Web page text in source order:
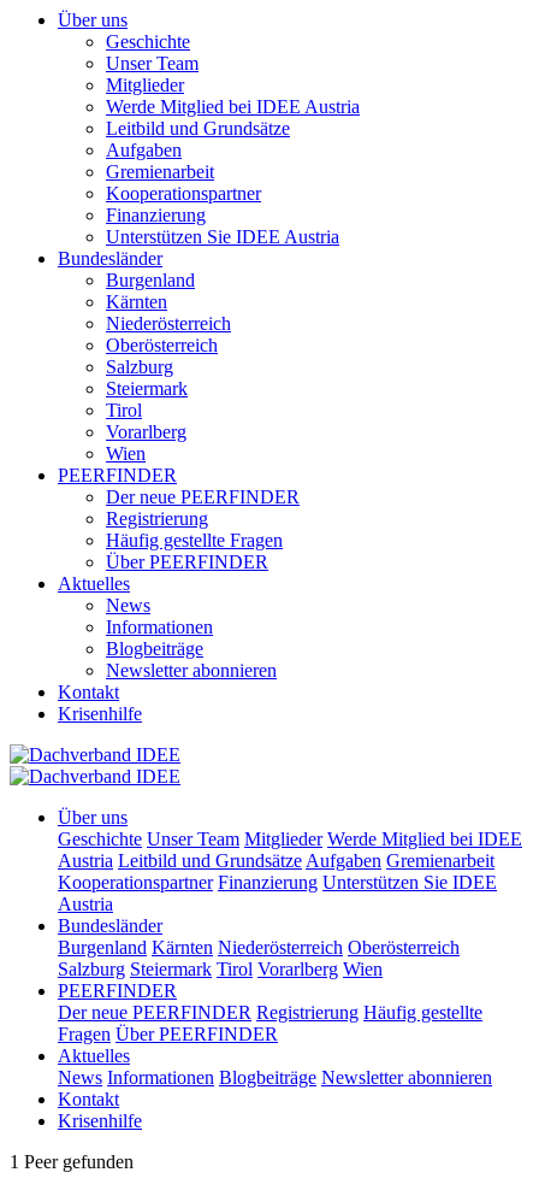
Über uns
Geschichte
Unser Team
Mitglieder
Werde Mitglied bei IDEE Austria
Leitbild und Grundsätze
Aufgaben
Gremienarbeit
Kooperationspartner
Finanzierung
Unterstützen Sie IDEE Austria
Bundesländer
Burgenland
Kärnten
Niederösterreich
Oberösterreich
Salzburg
Steiermark
Tirol
Vorarlberg
Wien
PEERFINDER
Der neue PEERFINDER
Registrierung
Häufig gestellte Fragen
Über PEERFINDER
Aktuelles
News
Informationen
Blogbeiträge
Newsletter abonnieren
Kontakt
Krisenhilfe
Über uns
Geschichte Unser Team Mitglieder Werde Mitglied bei IDEE
Austria Leitbild und Grundsätze Aufgaben Gremienarbeit
Kooperationspartner Finanzierung Unterstützen Sie IDEE
Austria
Bundesländer
Burgenland Kärnten Niederösterreich Oberösterreich
Salzburg Steiermark Tirol Vorarlberg Wien
PEERFINDER
Der neue PEERFINDER Registrierung Häufig gestellte
Fragen Über PEERFINDER
Aktuelles
News Informationen Blogbeiträge Newsletter abonnieren
Kontakt
Krisenhilfe
1 Peer gefunden